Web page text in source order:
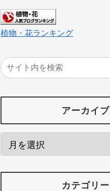
植物・花ランキング
アーカイブ
カテゴリー